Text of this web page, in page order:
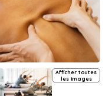
Afficher toutes
les images